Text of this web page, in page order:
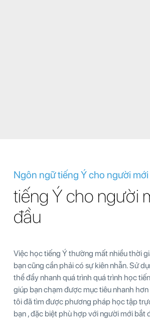
Ngôn ngữ tiếng Ý cho người
tiếng Ý cho người
đầu
Việc học tiếng Ý thường mất nhiều thời
bạn cũng cần phải có sự kiên nhẫn. Sử
thể đẩy nhanh quá trình quá trình học
giúp bạn chạm được mục tiêu nhanh hơn
tôi đã tìm được phương pháp học tập
bạn , đặc biệt phù hợp với người mới bắt